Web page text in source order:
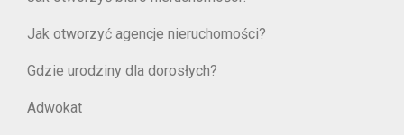
Jak otworzyć agencje nieruchomości?
Gdzie urodziny dla dorosłych?
Adwokat